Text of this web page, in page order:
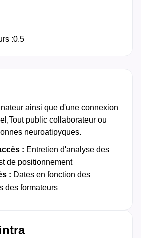
:0.5
ainsi que d'une connexion
public collaborateur ou
neuroatipyques.​
: Entretien d'analyse des
de positionnement
: Dates en fonction des
des formateurs